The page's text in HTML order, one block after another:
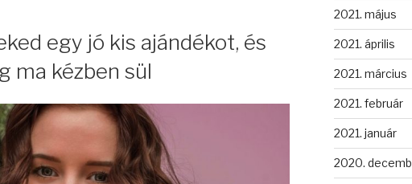
egy jó kis ajándékot, és
ma kézben sül
2021. május
2021. április
2021. március
2021. február
2021. január
2020.